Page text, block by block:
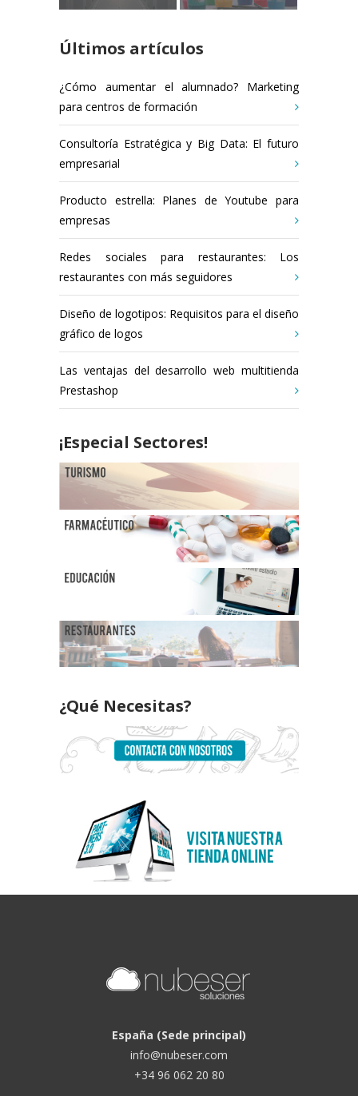
Últimos artículos
¿Cómo aumentar el alumnado? Marketing
para centros de formación
Consultoría Estratégica y Big Data: El futuro
empresarial
Producto estrella: Planes de Youtube para
empresas
Redes sociales para restaurantes: Los
restaurantes con más seguidores
Diseño de logotipos: Requisitos para el diseño
gráfico de logos
Las ventajas del desarrollo web multitienda
Prestashop
¡Especial Sectores!
¿Qué Necesitas?
España (Sede principal)
info@nubeser.com
+34 96 062 20 80